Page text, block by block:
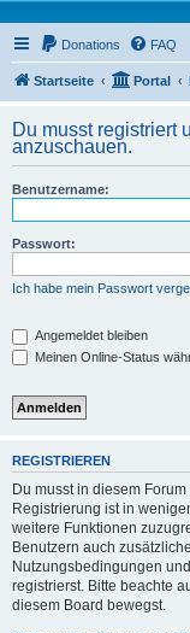
Donations FAQ
Startseite Portal
Du musst registriert
anzuschauen.
Benutzername:
Passwort:
Ich habe mein Passwort
Angemeldet bleiben
Meinen Online-Status
REGISTRIEREN
Du musst in diesem
Registrierung ist in
weitere Funktionen
Benutzern auch
Nutzungsbedingungen
registrierst. Bitte beachte
diesem Board bewegst.